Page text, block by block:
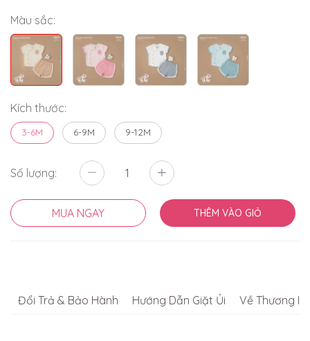
Màu sắc:
Kích thước:
3-6M 6-9M 9-12M
Số lượng:
MUA NGAY THÊM VÀO GIỎ
Đổi Trả & Bảo Hành Hướng Dẫn Giặt Ủi Về Thương